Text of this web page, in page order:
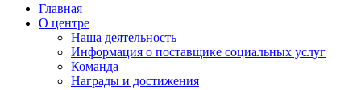
Главная
О центре
Наша деятельность
Информация о поставщике социальных услуг
Команда
Награды и достижения